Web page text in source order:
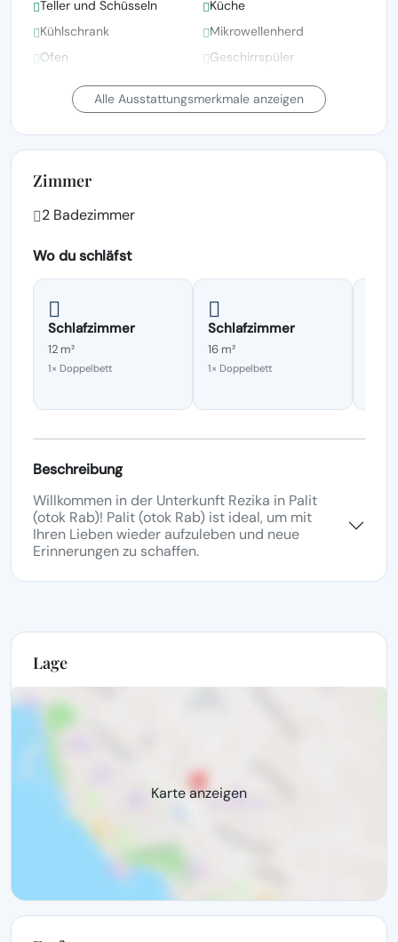
Teller und Schüsseln
Küche
Kühlschrank
Mikrowellenherd
Ofen
Geschirrspüler
Elektrischer Wasserkocher
Gefrierschrank
Alle Ausstattungsmerkmale anzeigen
Zimmer
2 Badezimmer
Wo du schläfst
Schlafzimmer
12 m²
1× Doppelbett
Schlafzimmer
16 m²
1× Doppelbett
Beschreibung
Willkommen in der Unterkunft Rezika in Palit
(otok Rab)! Palit (otok Rab) ist ideal, um mit
Ihren Lieben wieder aufzuleben und neue
Erinnerungen zu schaffen.
Lage
Karte anzeigen